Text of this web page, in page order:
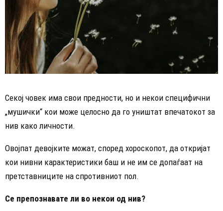
Секој човек има свои предности, но и некои специфични
„мушички“ кои може целосно да го уништат впечатокот за
нив како личности.
Овојпат девојките можат, според хороскопот, да откријат
кои нивни карактеристики баш и не им се допаѓаат на
претставниците на спротивниот пол.
Се препознавате ли во некои од нив?